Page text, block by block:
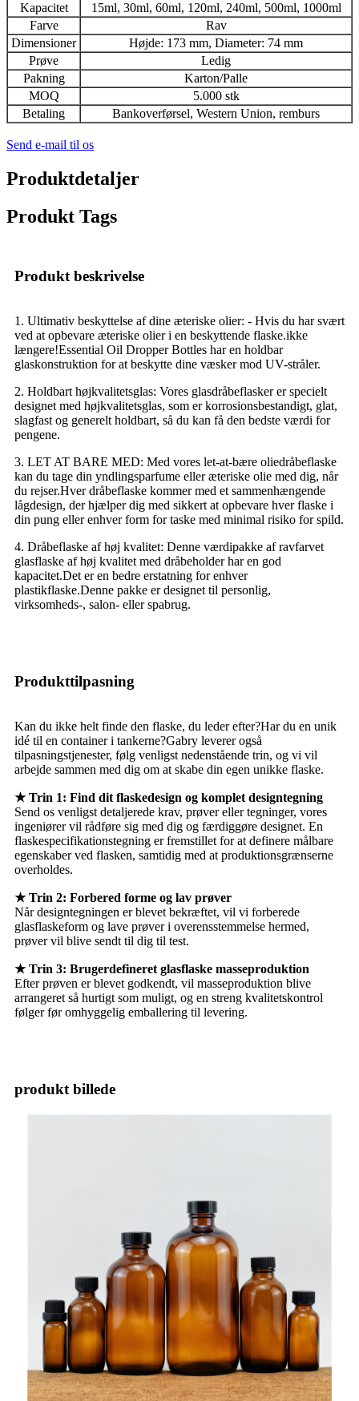
Kapacitet
15ml, 30ml, 60ml, 120ml, 240ml, 500ml, 1000ml
Farve
Rav
Dimensioner
Højde: 173 mm, Diameter: 74 mm
Prøve
Ledig
Pakning
Karton/Palle
MOQ
5.000 stk
Betaling
Bankoverførsel, Western Union, remburs
Send e-mail til os
Produktdetaljer
Produkt Tags
Produkt beskrivelse
1. Ultimativ beskyttelse af dine æteriske olier: - Hvis du har svært
ved at opbevare æteriske olier i en beskyttende flaske.ikke
længere!Essential Oil Dropper Bottles har en holdbar
glaskonstruktion for at beskytte dine væsker mod UV-stråler.
2. Holdbart højkvalitetsglas: Vores glasdråbeflasker er specielt
designet med højkvalitetsglas, som er korrosionsbestandigt, glat,
slagfast og generelt holdbart, så du kan få den bedste værdi for
pengene.
3. LET AT BARE MED: Med vores let-at-bære oliedråbeflaske
kan du tage din yndlingsparfume eller æteriske olie med dig, når
du rejser.Hver dråbeflaske kommer med et sammenhængende
lågdesign, der hjælper dig med sikkert at opbevare hver flaske i
din pung eller enhver form for taske med minimal risiko for spild.
4. Dråbeflaske af høj kvalitet: Denne værdipakke af ravfarvet
glasflaske af høj kvalitet med dråbeholder har en god
kapacitet.Det er en bedre erstatning for enhver
plastikflaske.Denne pakke er designet til personlig,
virksomheds-, salon- eller spabrug.
Produkttilpasning
Kan du ikke helt finde den flaske, du leder efter?Har du en unik
idé til en container i tankerne?Gabry leverer også
tilpasningstjenester, følg venligst nedenstående trin, og vi vil
arbejde sammen med dig om at skabe din egen unikke flaske.
★ Trin 1: Find dit flaskedesign og komplet designtegning
Send os venligst detaljerede krav, prøver eller tegninger, vores
ingeniører vil rådføre sig med dig og færdiggøre designet. En
flaskespecifikationstegning er fremstillet for at definere målbare
egenskaber ved flasken, samtidig med at produktionsgrænserne
overholdes.
★ Trin 2: Forbered forme og lav prøver
Når designtegningen er blevet bekræftet, vil vi forberede
glasflaskeform og lave prøver i overensstemmelse hermed,
prøver vil blive sendt til dig til test.
★ Trin 3: Brugerdefineret glasflaske masseproduktion
Efter prøven er blevet godkendt, vil masseproduktion blive
arrangeret så hurtigt som muligt, og en streng kvalitetskontrol
følger før omhyggelig emballering til levering.
produkt billede